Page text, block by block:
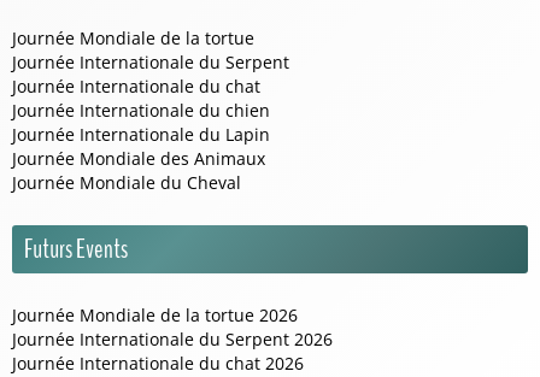
Journée Mondiale de la tortue
Journée Internationale du Serpent
Journée Internationale du chat
Journée Internationale du chien
Journée Internationale du Lapin
Journée Mondiale des Animaux
Journée Mondiale du Cheval
Futurs Events
Journée Mondiale de la tortue 2026
Journée Internationale du Serpent 2026
Journée Internationale du chat 2026